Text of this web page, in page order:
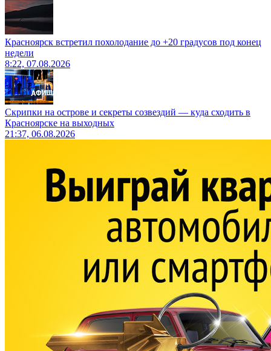
Красноярск встретил похолодание до +20 градусов под конец
недели
8:22, 07.08.2026
Скрипки на острове и секреты созвездий — куда сходить в
Красноярске на выходных
21:37, 06.08.2026